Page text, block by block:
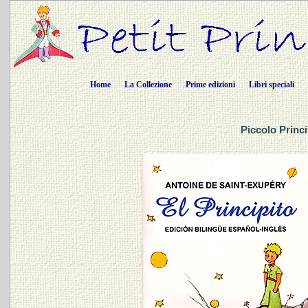
Home La Collezione Prime edizioni Libri speciali
Piccolo